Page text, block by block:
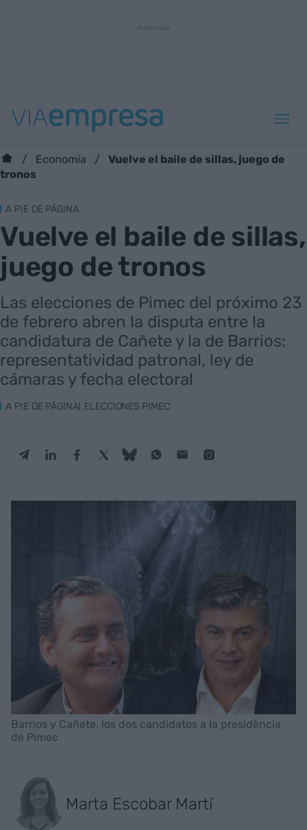
Economía
Vuelve el baile de sillas, juego de
tronos
A PIE DE PÁGINA
Vuelve el baile de sillas,
juego de tronos
Las elecciones de Pimec del próximo 23
de febrero abren la disputa entre la
candidatura de Cañete y la de Barrios:
representatividad patronal, ley de
cámaras y fecha electoral
A PIE DE PÁGINA ELECCIONES PIMEC
Barrios y Cañete, los dos candidatos a la presidència
de Pimec
Marta Escobar Martí